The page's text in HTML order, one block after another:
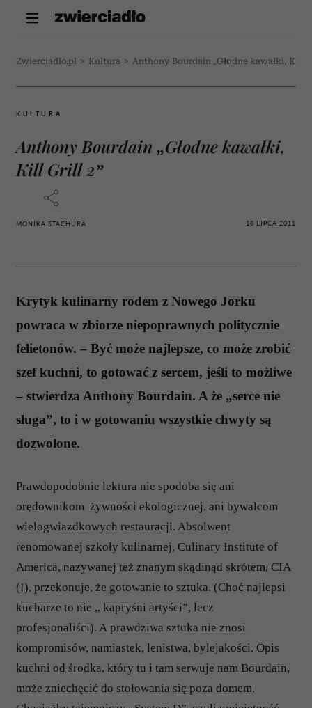
Zwierciadlo.pl > Kultura > Anthony Bourdain „Głodne kawałki, Kill
KULTURA
Anthony Bourdain „Głodne kawałki,
Kill Grill 2”
MONIKA STACHURA 18 LIPCA 2011
Krytyk kulinarny rodem z Nowego Jorku
powraca w zbiorze niepoprawnych politycznie
felietonów. – Być może najlepsze, co może zrobić
szef kuchni, to gotować z sercem, jeśli to możliwe
– stwierdza Anthony Bourdain. A że „serce nie
sługa”, to i w gotowaniu wszystkie chwyty są
dozwolone.
Prawdopodobnie lektura nie spodoba się ani
orędownikom żywności ekologicznej, ani bywalcom
wielogwiazdkowych restauracji. Absolwent
renomowanej szkoły kulinarnej, Culinary Institute of
America, nazywanej też znanym skądinąd skrótem, CIA
(!), przekonuje, że gotowanie to sztuka. (Choć najlepsi
kucharze to nie „ kapryśni artyści”, lecz
profesjonaliści). A prawdziwa sztuka nie znosi
kompromisów, namiastek, lenistwa, bylejakości. Opis
kuchni od środka, który tu i tam serwuje nam Bourdain,
może zniechęcić do stołowania się poza domem.